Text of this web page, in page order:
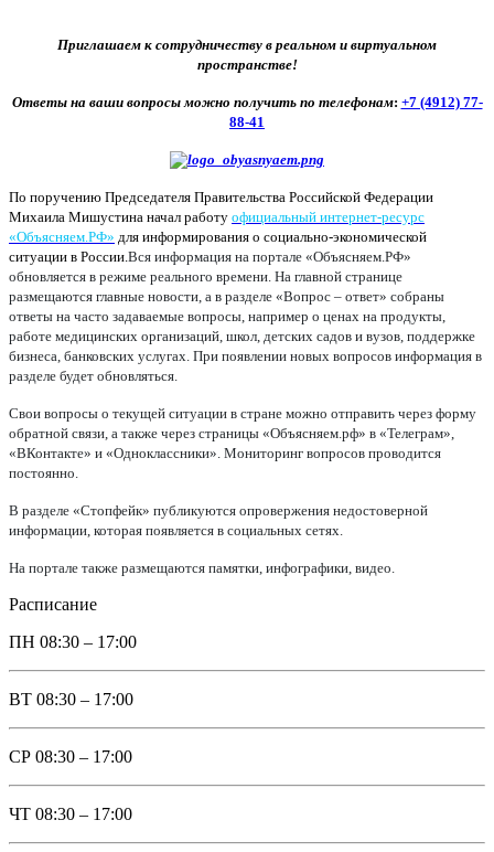
Приглашаем к сотрудничеству в реальном и виртуальном
пространстве!
Ответы на ваши вопросы можно получить по телефонам: +7 (4912) 77-
88-41
По поручению Председателя Правительства Российской Федерации
Михаила Мишустина начал работу официальный интернет-ресурс
«Объясняем.РФ» для информирования о социально-экономической
ситуации в России. Вся информация на портале «Объясняем.РФ»
обновляется в режиме реального времени. На главной странице
размещаются главные новости, а в разделе «Вопрос – ответ» собраны
ответы на часто задаваемые вопросы, например о ценах на продукты,
работе медицинских организаций, школ, детских садов и вузов, поддержке
бизнеса, банковских услугах. При появлении новых вопросов информация в
разделе будет обновляться.
Свои вопросы о текущей ситуации в стране можно отправить через форму
обратной связи, а также через страницы «Объясняем.рф» в «Телеграм»,
«ВКонтакте» и «Одноклассники». Мониторинг вопросов проводится
постоянно.
В разделе «Стопфейк» публикуются опровержения недостоверной
информации, которая появляется в социальных сетях.
На портале также размещаются памятки, инфографики, видео.
Расписание
ПН 08:30 – 17:00
ВТ 08:30 – 17:00
СР 08:30 – 17:00
ЧТ 08:30 – 17:00